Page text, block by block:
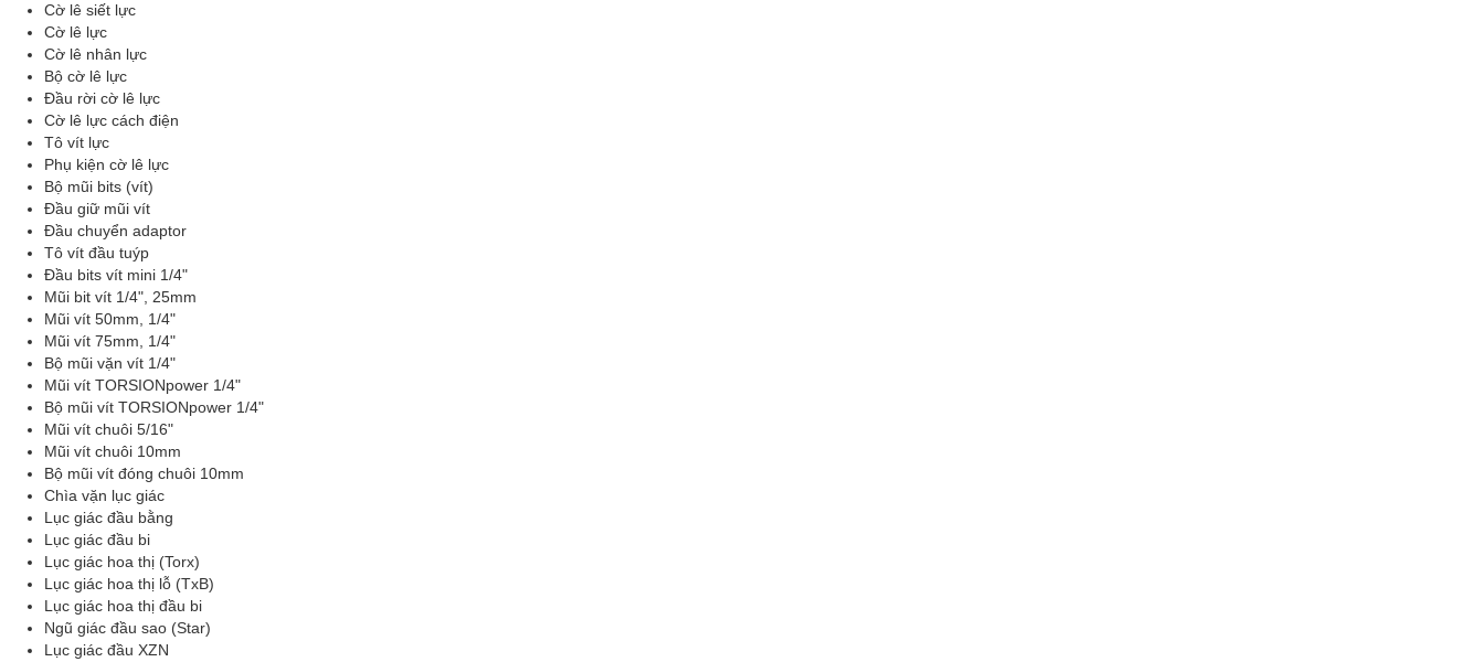
Cờ lê siết lực
Cờ lê lực
Cờ lê nhân lực
Bộ cờ lê lực
Đầu rời cờ lê lực
Cờ lê lực cách điện
Tô vít lực
Phụ kiện cờ lê lực
Bộ mũi bits (vít)
Đầu giữ mũi vít
Đầu chuyển adaptor
Tô vít đầu tuýp
Đầu bits vít mini 1/4"
Mũi bit vít 1/4", 25mm
Mũi vít 50mm, 1/4"
Mũi vít 75mm, 1/4"
Bộ mũi vặn vít 1/4"
Mũi vít TORSIONpower 1/4"
Bộ mũi vít TORSIONpower 1/4"
Mũi vít chuôi 5/16"
Mũi vít chuôi 10mm
Bộ mũi vít đóng chuôi 10mm
Chìa vặn lục giác
Lục giác đầu bằng
Lục giác đầu bi
Lục giác hoa thị (Torx)
Lục giác hoa thị lỗ (TxB)
Lục giác hoa thị đầu bi
Ngũ giác đầu sao (Star)
Lục giác đầu XZN